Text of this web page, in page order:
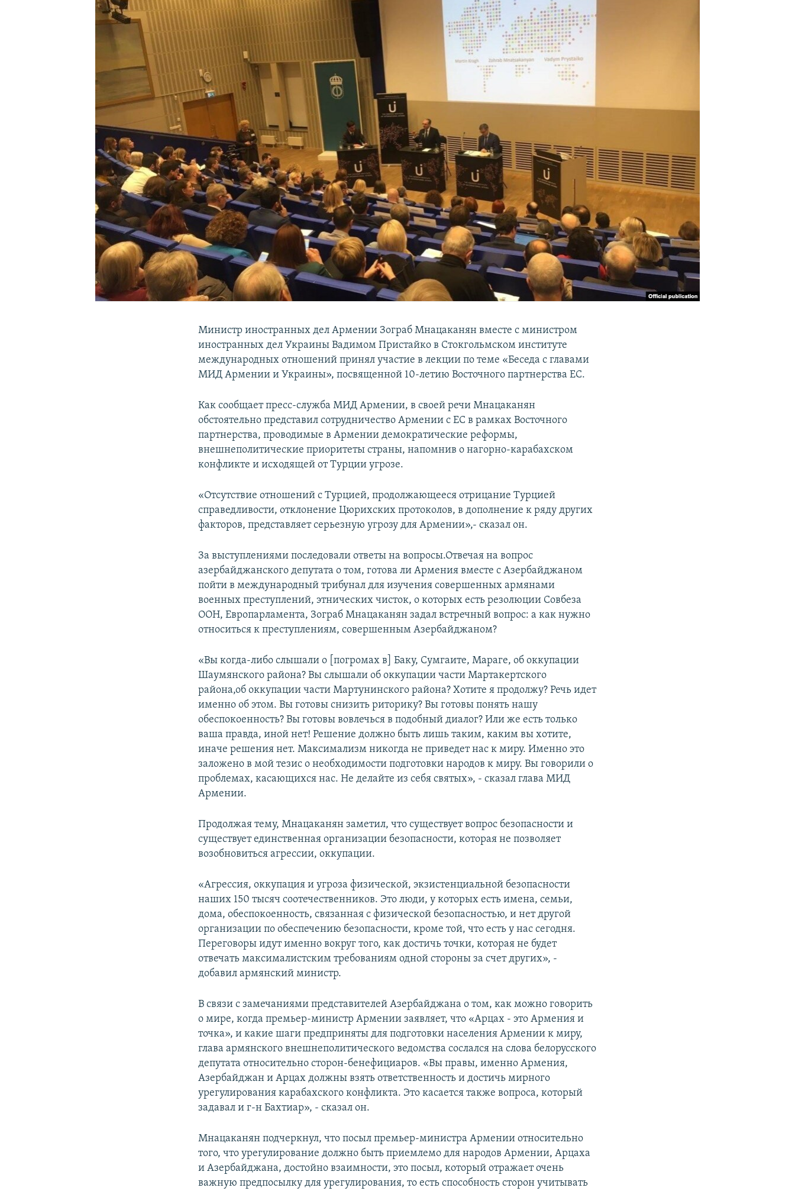
Министр иностранных дел Армении Зограб Мнацаканян вместе с министром
иностранных дел Украины Вадимом Пристайко в Стокгольмском институте
международных отношений принял участие в лекции по теме «Беседа с главами
МИД Армении и Украины», посвященной 10-летию Восточного партнерства ЕС.
Как сообщает пресс-служба МИД Армении, в своей речи Мнацаканян
обстоятельно представил сотрудничество Армении с ЕС в рамках Восточного
партнерства, проводимые в Армении демократические реформы,
внешнеполитические приоритеты страны, напомнив о нагорно-карабахском
конфликте и исходящей от Турции угрозе.
«Отсутствие отношений с Турцией, продолжающееся отрицание Турцией
справедливости, отклонение Цюрихских протоколов, в дополнение к ряду других
факторов, представляет серьезную угрозу для Армении»,- сказал он.
За выступлениями последовали ответы на вопросы.Отвечая на вопрос
азербайджанского депутата о том, готова ли Армения вместе с Азербайджаном
пойти в международный трибунал для изучения совершенных армянами
военных преступлений, этнических чисток, о которых есть резолюции Совбеза
ООН, Европарламента, Зограб Мнацаканян задал встречный вопрос: а как нужно
относиться к преступлениям, совершенным Азербайджаном?
«Вы когда-либо слышали о [погромах в] Баку, Сумгаите, Мараге, об оккупации
Шаумянского района? Вы слышали об оккупации части Мартакертского
района,об оккупации части Мартунинского района? Хотите я продолжу? Речь идет
именно об этом. Вы готовы снизить риторику? Вы готовы понять нашу
обеспокоенность? Вы готовы вовлечься в подобный диалог? Или же есть только
ваша правда, иной нет! Решение должно быть лишь таким, каким вы хотите,
иначе решения нет. Максимализм никогда не приведет нас к миру. Именно это
заложено в мой тезис о необходимости подготовки народов к миру. Вы говорили о
проблемах, касающихся нас. Не делайте из себя святых», - сказал глава МИД
Армении.
Продолжая тему, Мнацаканян заметил, что существует вопрос безопасности и
существует единственная организации безопасности, которая не позволяет
возобновиться агрессии, оккупации.
«Агрессия, оккупация и угроза физической, экзистенциальной безопасности
наших 150 тысяч соотечественников. Это люди, у которых есть имена, семьи,
дома, обеспокоенность, связанная с физической безопасностью, и нет другой
организации по обеспечению безопасности, кроме той, что есть у нас сегодня.
Переговоры идут именно вокруг того, как достичь точки, которая не будет
отвечать максималистским требованиям одной стороны за счет других», -
добавил армянский министр.
В связи с замечаниями представителей Азербайджана о том, как можно говорить
о мире, когда премьер-министр Армении заявляет, что «Арцах - это Армения и
точка», и какие шаги предприняты для подготовки населения Армении к миру,
глава армянского внешнеполитического ведомства сослался на слова белорусского
депутата относительно сторон-бенефициаров. «Вы правы, именно Армения,
Азербайджан и Арцах должны взять ответственность и достичь мирного
урегулирования карабахского конфликта. Это касается также вопроса, который
задавал и г-н Бахтиар», - сказал он.
Мнацаканян подчеркнул, что посыл премьер-министра Армении относительно
того, что урегулирование должно быть приемлемо для народов Армении, Арцаха
и Азербайджана, достойно взаимности, это посыл, который отражает очень
важную предпосылку для урегулирования, то есть способность сторон учитывать